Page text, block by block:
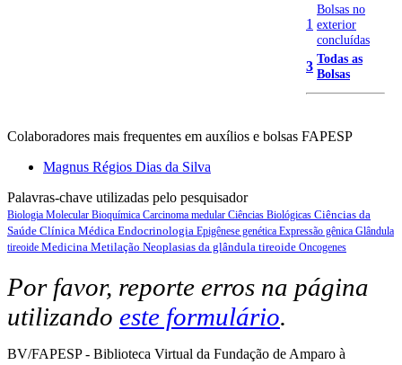
1
Bolsas no
exterior
concluídas
3 Todas as
Bolsas
Colaboradores mais frequentes em auxílios e bolsas FAPESP
Magnus Régios Dias da Silva
Palavras-chave utilizadas pelo pesquisador
Biologia Molecular Bioquímica Carcinoma medular Ciências Biológicas Ciências da
Saúde Clínica Médica Endocrinologia Epigênese genética Expressão gênica Glândula
tireoide Medicina Metilação Neoplasias da glândula tireoide Oncogenes
Por favor, reporte erros na página
utilizando este formulário.
BV/FAPESP - Biblioteca Virtual da Fundação de Amparo à